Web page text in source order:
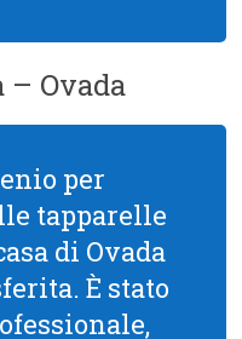
– Ovada
per
tapparelle
di Ovada
È stato